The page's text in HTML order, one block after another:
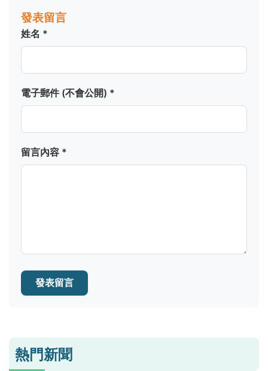
發表留言
姓名 *
電子郵件 (不會公開) *
留言內容 *
發表留言
熱門新聞